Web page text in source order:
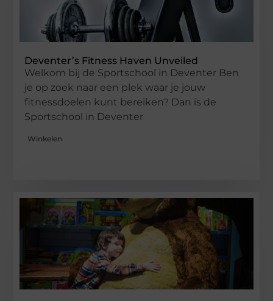
Deventer’s Fitness Haven Unveiled
Welkom bij de Sportschool in Deventer Ben
je op zoek naar een plek waar je jouw
fitnessdoelen kunt bereiken? Dan is de
Sportschool in Deventer
Winkelen